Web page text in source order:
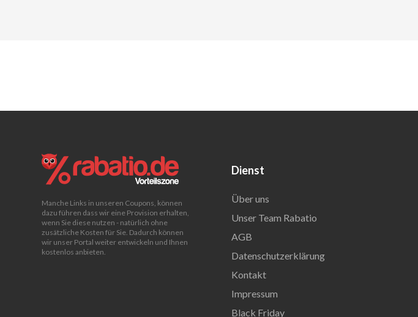
Manche Links in unseren Coupons, können
dazu führen dass wir eine Provision erhalten,
wenn Sie diese nutzen - natürlich ohne
zusätzliche Kosten für Sie. Dadurch können
wir unser Portal weiter entwickeln und Ihnen
kostenlos anbieten.
Dienst
Über uns
Unser Team Rabatio
AGB
Datenschutzerklärung
Kontakt
Impressum
Black Friday